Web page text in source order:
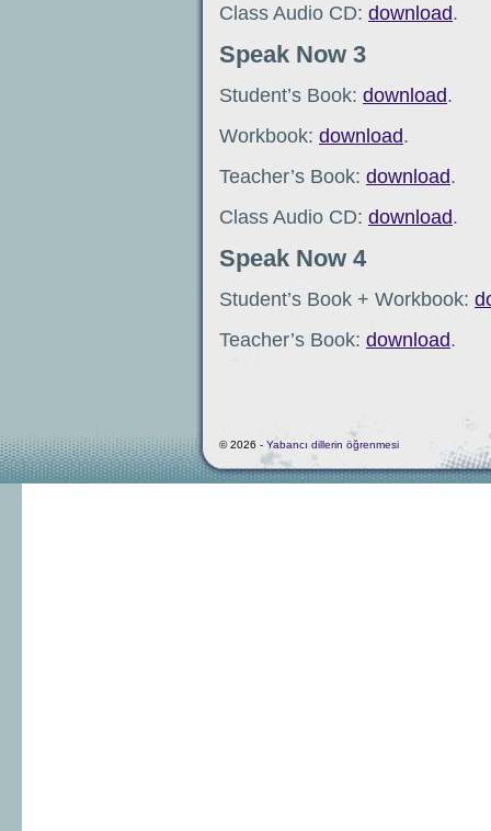
Class Audio CD: download.
Speak Now 3
Student’s Book: download.
Workbook: download.
Teacher’s Book: download.
Class Audio CD: download.
Speak Now 4
Student’s Book + Workbook:
Teacher’s Book: download.
© 2026 - Yabancı dillerin öğrenmesi